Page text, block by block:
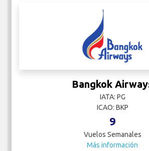
Bangkok
IATA: PG
ICAO: BKP
9
Vuelos Semanales
Más información